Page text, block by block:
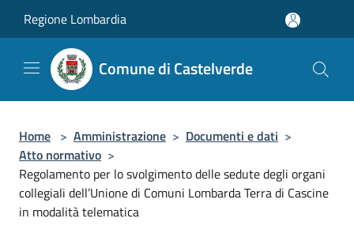
Regione Lombardia
Comune di Castelverde
Home > Amministrazione > Documenti e dati >
Atto normativo >
Regolamento per lo svolgimento delle sedute degli organi
collegiali dell’Unione di Comuni Lombarda Terra di Cascine
in modalità telematica